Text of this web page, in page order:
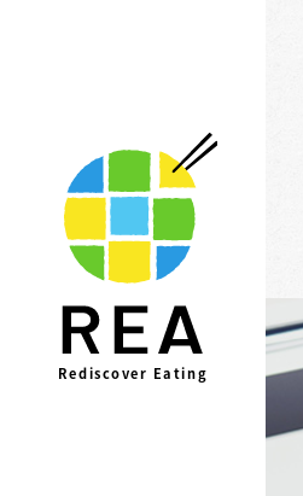
Rediscover Eating